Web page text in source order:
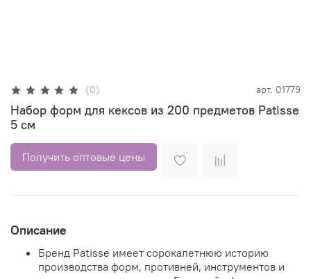
(0) арт. 01779
Набор форм для кексов из 200 предметов Patisse
5 см
Получить оптовые цены
Описание
Бренд Patisse имеет сорокалетнюю историю
производства форм, противней, инструментов и